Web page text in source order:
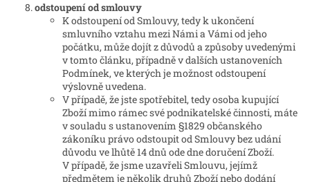
odstoupení od smlouvy
K odstoupení od Smlouvy, tedy k ukončení
smluvního vztahu mezi Námi a Vámi od jeho
počátku, může dojít z důvodů a způsoby uvedenými
v tomto článku, případně v dalších ustanoveních
Podmínek, ve kterých je možnost odstoupení
výslovně uvedena.
V případě, že jste spotřebitel, tedy osoba kupující
Zboží mimo rámec své podnikatelské činnosti, máte
v souladu s ustanovením §1829 občanského
zákoníku právo odstoupit od Smlouvy bez udání
důvodu ve lhůtě 14 dnů ode dne doručení Zboží.
V případě, že jsme uzavřeli Smlouvu, jejímž
předmětem je několik druhů Zboží nebo dodání